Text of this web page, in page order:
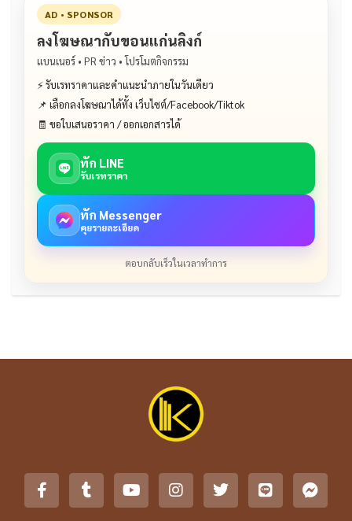
AD • SPONSOR
ลงโฆษณากับขอนแก่นลิงก์
แบนเนอร์ • PR ข่าว • โปรโมตกิจกรรม
⚡ รับเรทราคาและคำแนะนำภายในวันเดียว
📌 เลือกลงโฆษณาได้ทั้ง เว็บไซต์/Facebook/Tiktok
🧾 ขอใบเสนอราคา / ออกเอกสารได้
ทัก LINE
รับเรทราคา
ทัก Messenger
คุยรายละเอียด
ตอบกลับเร็วในเวลาทำการ